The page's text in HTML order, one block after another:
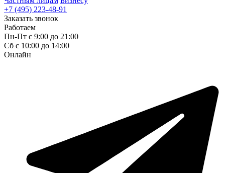
+7 (495) 223-48-91
Заказать звонок
Работаем
Пн-Пт с 9:00 до 21:00
Сб с 10:00 до 14:00
Онлайн